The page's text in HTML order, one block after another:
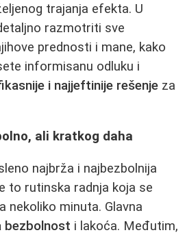
trajanja efekta. U
razmotriti sve
prednosti i mane, kako
informisanu odluku i
i najjeftinije rešenje za
ali kratkog daha
najbrža i najbezbolnija
to rutinska radnja koja se
nekoliko minuta. Glavna
bezbolnost i lakoća. Međutim,